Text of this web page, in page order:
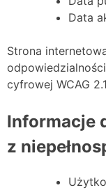
Data
Strona
cyfrowej WCAG
Informacje
z